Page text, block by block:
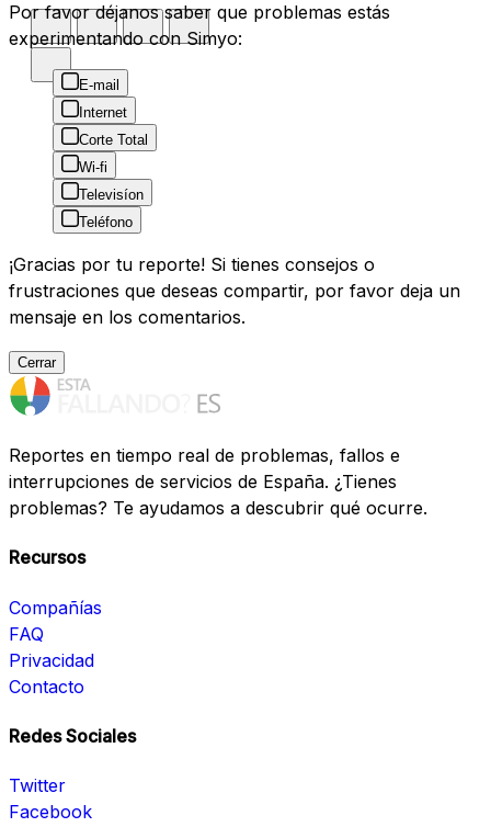
Por favor déjanos saber que problemas estás
experimentando con Simyo:
E-mail
Internet
Corte Total
Wi-fi
Televisíon
Teléfono
¡Gracias por tu reporte! Si tienes consejos o
frustraciones que deseas compartir, por favor deja un
mensaje en los comentarios.
Cerrar
Reportes en tiempo real de problemas, fallos e
interrupciones de servicios de España. ¿Tienes
problemas? Te ayudamos a descubrir qué ocurre.
Recursos
Compañías
FAQ
Privacidad
Contacto
Redes Sociales
Twitter
Facebook